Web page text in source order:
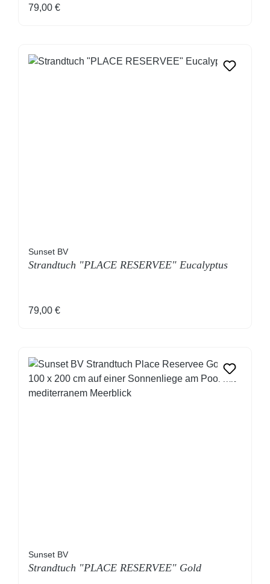
Regulärer Preis:
79,00 €
Sunset BV
Strandtuch "PLACE RESERVEE" Eucalyptus
Regulärer Preis:
79,00 €
Sunset BV
Strandtuch "PLACE RESERVEE" Gold